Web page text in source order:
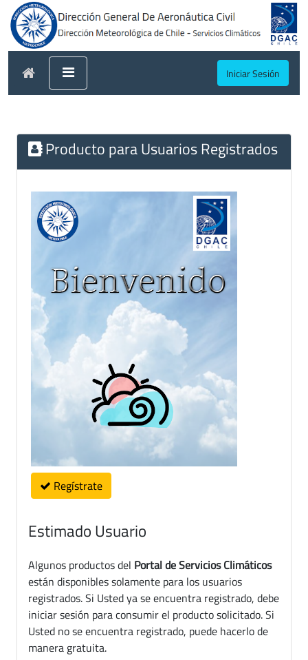
Iniciar Sesión
Producto para Usuarios Registrados
Regístrate
Estimado Usuario
Algunos productos del Portal de Servicios Climáticos
están disponibles solamente para los usuarios
registrados. Si Usted ya se encuentra registrado, debe
iniciar sesión para consumir el producto solicitado. Si
Usted no se encuentra registrado, puede hacerlo de
manera gratuita.